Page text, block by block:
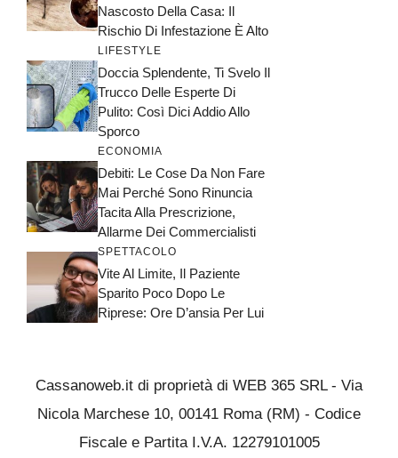
Nascosto Della Casa: Il
Rischio Di Infestazione È Alto
LIFESTYLE
Doccia Splendente, Ti Svelo Il
Trucco Delle Esperte Di
Pulito: Così Dici Addio Allo
Sporco
ECONOMIA
Debiti: Le Cose Da Non Fare
Mai Perché Sono Rinuncia
Tacita Alla Prescrizione,
Allarme Dei Commercialisti
SPETTACOLO
Vite Al Limite, Il Paziente
Sparito Poco Dopo Le
Riprese: Ore D’ansia Per Lui
Cassanoweb.it di proprietà di WEB 365 SRL - Via
Nicola Marchese 10, 00141 Roma (RM) - Codice
Fiscale e Partita I.V.A. 12279101005